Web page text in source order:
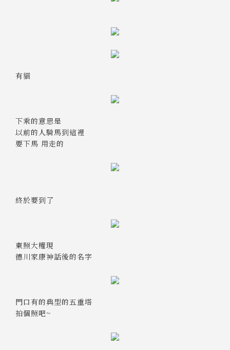
有貓
下乘的意思是
以前的人騎馬到這裡
要下馬 用走的
終於要到了
東照大權現
德川家康神話後的名字
門口有的典型的五重塔
拍個照吧~